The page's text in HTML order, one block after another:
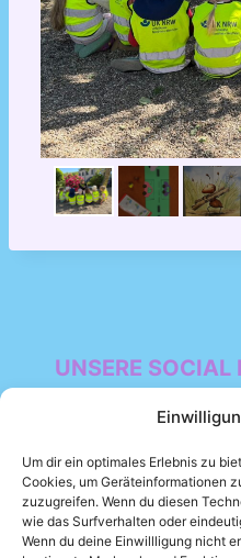
Um dir ein optimales Erlebnis zu
Cookies, um Geräteinformationen
zuzugreifen. Wenn du diesen
wie das Surfverhalten oder
Wenn du deine Einwillligung nicht
UNSERE